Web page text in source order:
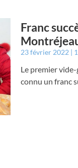
Franc
23 février 2022
Le premier
connu un franc